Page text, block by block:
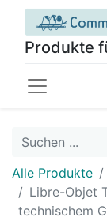
Produkte
Alle Produkte
Libre-Objet
technischem